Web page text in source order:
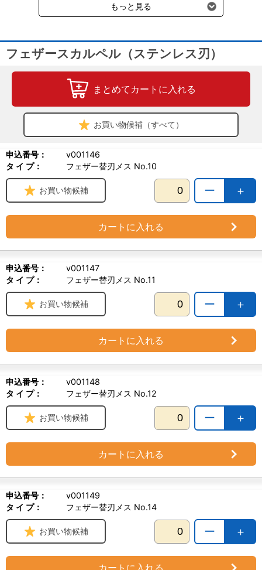
もっと見る
フェザースカルペル（ステンレス刃）
まとめてカートに入れる
お買い物候補（すべて）
申込番号：
v001146
タ イ プ：
フェザー替刃メス No.10
＋
ー
お買い物候補
カートに入れる
申込番号：
v001147
タ イ プ：
フェザー替刃メス No.11
＋
ー
お買い物候補
カートに入れる
申込番号：
v001148
タ イ プ：
フェザー替刃メス No.12
＋
ー
お買い物候補
カートに入れる
申込番号：
v001149
タ イ プ：
フェザー替刃メス No.14
＋
ー
お買い物候補
カートに入れる